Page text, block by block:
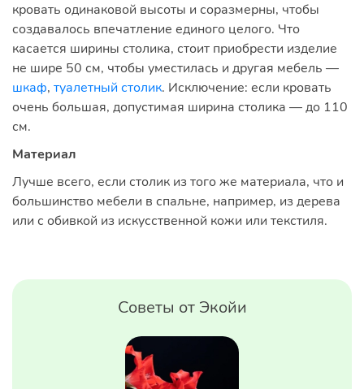
кровать одинаковой высоты и соразмерны, чтобы
создавалось впечатление единого целого. Что
касается ширины столика, стоит приобрести изделие
не шире 50 см, чтобы уместилась и другая мебель —
шкаф, туалетный столик. Исключение: если кровать
очень большая, допустимая ширина столика — до 110
см.
Материал
Лучше всего, если столик из того же материала, что и
большинство мебели в спальне, например, из дерева
или с обивкой из искусственной кожи или текстиля.
Советы от Экойи